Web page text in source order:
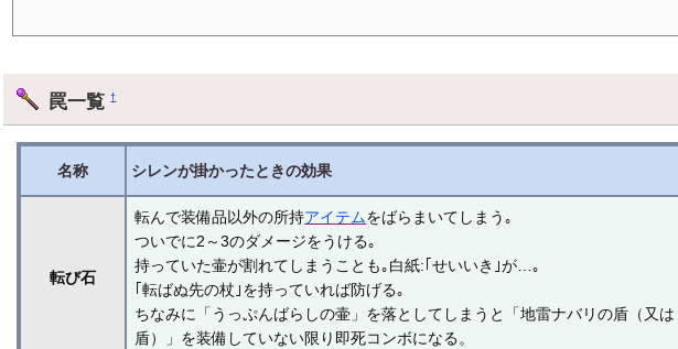
罠一覧†
名称 シレンが掛かったときの効果
転び石
転んで装備品以外の所持アイテムをばらまいてしまう｡
ついでに2～3のダメージをうける｡
持っていた壷が割れてしまうことも｡白紙:｢せいいき｣が…｡
｢転ばぬ先の杖｣を持っていれば防げる｡
ちなみに「うっぷんばらしの壷」を落としてしまうと「地雷ナバリの盾（又
盾）」を装備していない限り即死コンボになる。